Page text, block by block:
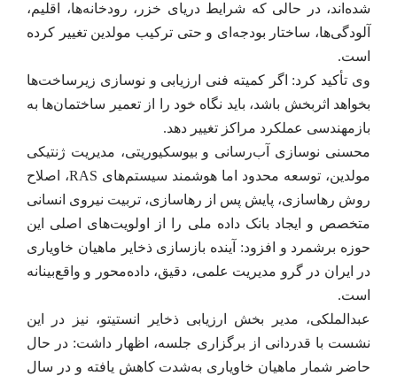
شده‌اند، در حالی که شرایط دریای خزر، رودخانه‌ها، اقلیم،
آلودگی‌ها، ساختار بودجه‌ای و حتی ترکیب مولدین تغییر کرده
است.
وی تأکید کرد: اگر کمیته فنی ارزیابی و نوسازی زیرساخت‌ها
بخواهد اثربخش باشد، باید نگاه خود را از تعمیر ساختمان‌ها به
بازمهندسی عملکرد مراکز تغییر دهد.
محسنی نوسازی آب‌رسانی و بیوسکیوریتی، مدیریت ژنتیکی
مولدین، توسعه محدود اما هوشمند سیستم‌های RAS، اصلاح
روش رهاسازی، پایش پس از رهاسازی، تربیت نیروی انسانی
متخصص و ایجاد بانک داده ملی را از اولویت‌های اصلی این
حوزه برشمرد و افزود: آینده بازسازی ذخایر ماهیان خاویاری
در ایران در گرو مدیریت علمی، دقیق، داده‌محور و واقع‌بینانه
است.
عبدالملکی، مدیر بخش ارزیابی ذخایر انستیتو، نیز در این
نشست با قدردانی از برگزاری جلسه، اظهار داشت: در حال
حاضر شمار ماهیان خاویاری به‌شدت کاهش یافته و در سال